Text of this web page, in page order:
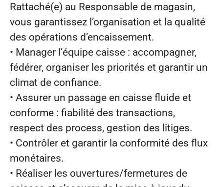
Rattaché(e) au Responsable de magasin,
vous garantissez l’organisation et la qualité
des opérations d’encaissement.
• Manager l’équipe caisse : accompagner,
fédérer, organiser les priorités et garantir un
climat de confiance.
• Assurer un passage en caisse fluide et
conforme : fiabilité des transactions,
respect des process, gestion des litiges.
• Contrôler et garantir la conformité des flux
monétaires.
• Réaliser les ouvertures/fermetures de